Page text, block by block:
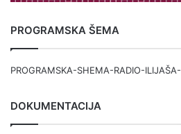
PROGRAMSKA ŠEMA
PROGRAMSKA-SHEMA-RADIO-ILIJAŠA-
DOKUMENTACIJA